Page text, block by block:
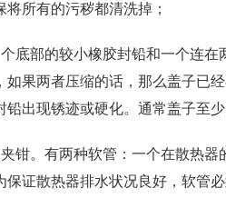
所有的污秽都清洗掉；
底部的较小橡胶封铅和一个连在
果两者压缩的话，那么盖子已
出现锈迹或硬化。通常盖子至少
钳。有两种软管：一个在散热器
证散热器排水状况良好，软管